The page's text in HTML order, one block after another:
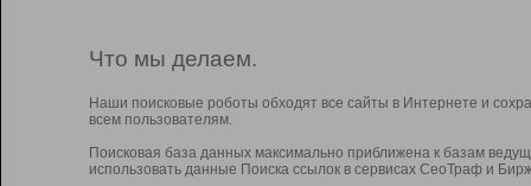
Что мы делаем.
Наши поисковые роботы обходят все сайты в Интернете и
всем пользователям.
Поисковая база данных максимально приближена к базам
использовать данные Поиска ссылок в сервисах СеоТраф и